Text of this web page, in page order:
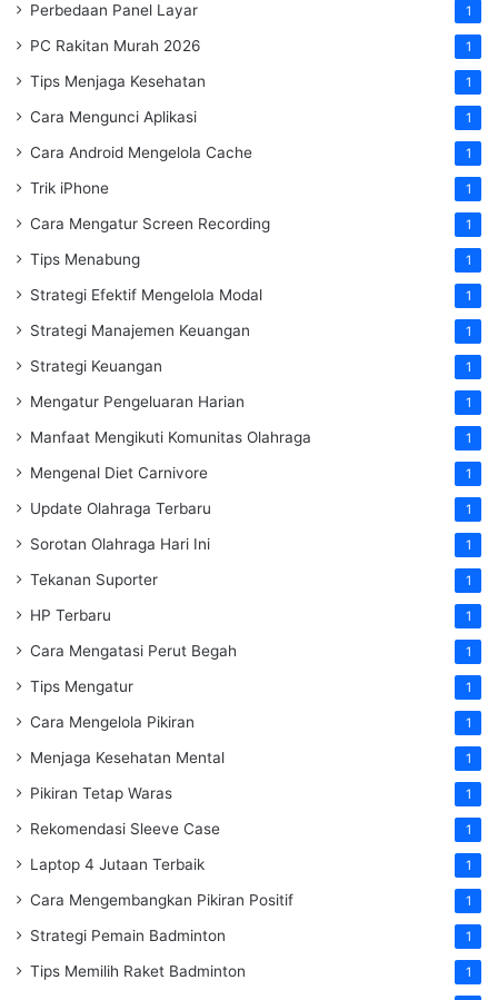
Perbedaan Panel Layar 1
PC Rakitan Murah 2026 1
Tips Menjaga Kesehatan 1
Cara Mengunci Aplikasi 1
Cara Android Mengelola Cache 1
Trik iPhone 1
Cara Mengatur Screen Recording 1
Tips Menabung 1
Strategi Efektif Mengelola Modal 1
Strategi Manajemen Keuangan 1
Strategi Keuangan 1
Mengatur Pengeluaran Harian 1
Manfaat Mengikuti Komunitas Olahraga 1
Mengenal Diet Carnivore 1
Update Olahraga Terbaru 1
Sorotan Olahraga Hari Ini 1
Tekanan Suporter 1
HP Terbaru 1
Cara Mengatasi Perut Begah 1
Tips Mengatur 1
Cara Mengelola Pikiran 1
Menjaga Kesehatan Mental 1
Pikiran Tetap Waras 1
Rekomendasi Sleeve Case 1
Laptop 4 Jutaan Terbaik 1
Cara Mengembangkan Pikiran Positif 1
Strategi Pemain Badminton 1
Tips Memilih Raket Badminton 1